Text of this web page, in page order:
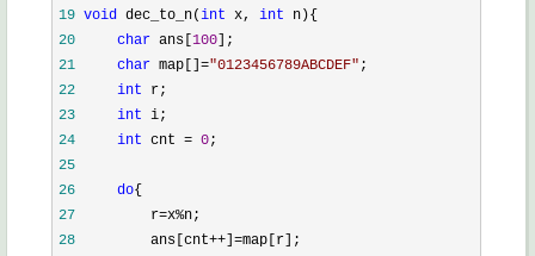
19 void dec_to_n(int x, int
20
char ans[ 100
21
char map[]="0123456789ABCDEF"
22
int
23
int
24
int cnt = 0
25
26
do
27
         r=x%
28
         ans[cnt++]=